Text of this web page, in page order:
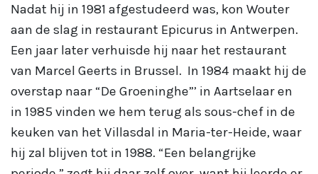
Nadat hij in 1981 afgestudeerd was, kon Wouter
aan de slag in restaurant Epicurus in Antwerpen.
Een jaar later verhuisde hij naar het restaurant
van Marcel Geerts in Brussel. In 1984 maakt hij de
overstap naar “De Groeninghe”’ in Aartselaar en
in 1985 vinden we hem terug als sous-chef in de
keuken van het Villasdal in Maria-ter-Heide, waar
hij zal blijven tot in 1988. “Een belangrijke